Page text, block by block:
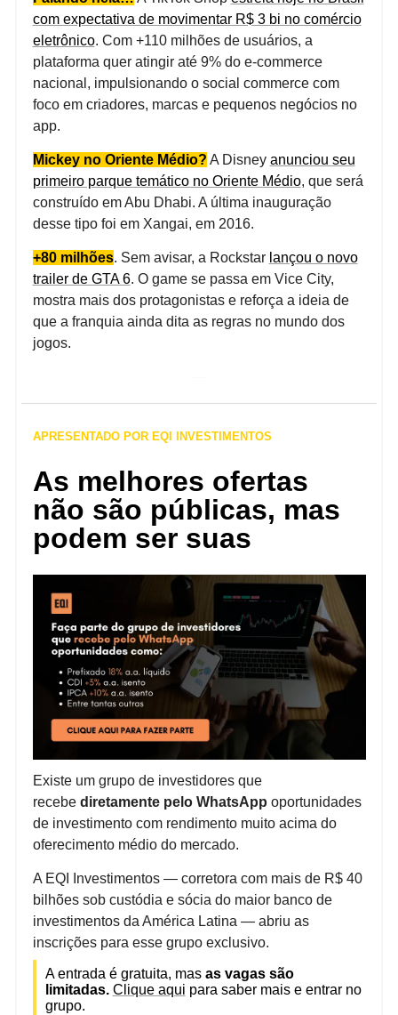
com expectativa de movimentar R$ 3 bi no comércio
eletrônico. Com +110 milhões de usuários, a
plataforma quer atingir até 9% do e-commerce
nacional, impulsionando o social commerce com
foco em criadores, marcas e pequenos negócios no
app.
Mickey no Oriente Médio? A Disney anunciou seu
primeiro parque temático no Oriente Médio, que será
construído em Abu Dhabi. A última inauguração
desse tipo foi em Xangai, em 2016.
+80 milhões. Sem avisar, a Rockstar lançou o novo
trailer de GTA 6. O game se passa em Vice City,
mostra mais dos protagonistas e reforça a ideia de
que a franquia ainda dita as regras no mundo dos
jogos.
APRESENTADO POR EQI INVESTIMENTOS
As melhores ofertas
não são públicas, mas
podem ser suas
Existe um grupo de investidores que
recebe diretamente pelo WhatsApp oportunidades
de investimento com rendimento muito acima do
oferecimento médio do mercado.
A EQI Investimentos — corretora com mais de R$ 40
bilhões sob custódia e sócia do maior banco de
investimentos da América Latina — abriu as
inscrições para esse grupo exclusivo.
A entrada é gratuita, mas as vagas são
limitadas. Clique aqui para saber mais e entrar no
grupo.